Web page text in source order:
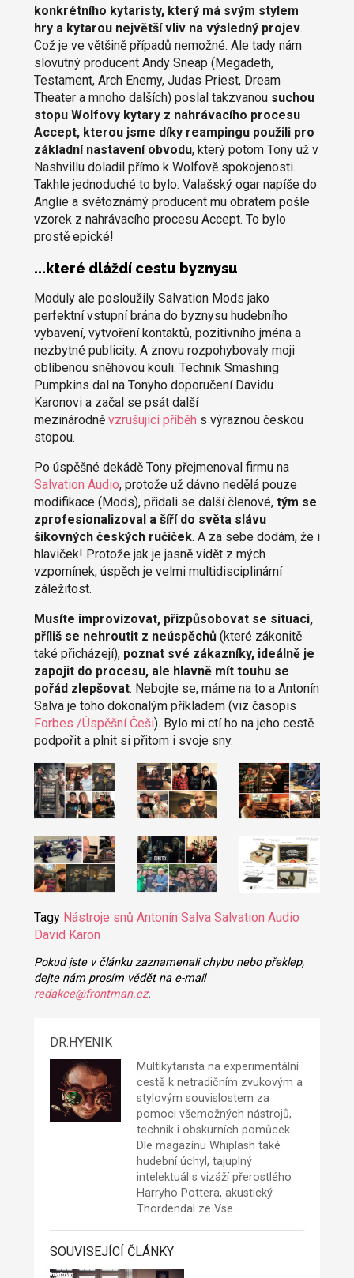
konkrétního kytaristy, který má svým stylem
hry a kytarou největší vliv na výsledný projev.
Což je ve většině případů nemožné. Ale tady nám
slovutný producent Andy Sneap (Megadeth,
Testament, Arch Enemy, Judas Priest, Dream
Theater a mnoho dalších) poslal takzvanou suchou
stopu Wolfovy kytary z nahrávacího procesu
Accept, kterou jsme díky reampingu použili pro
základní nastavení obvodu, který potom Tony už v
Nashvillu doladil přímo k Wolfově spokojenosti.
Takhle jednoduché to bylo. Valašský ogar napíše do
Anglie a světoznámý producent mu obratem pošle
vzorek z nahrávacího procesu Accept. To bylo
prostě epické!
...které dláždí cestu byznysu
Moduly ale posloužily Salvation Mods jako
perfektní vstupní brána do byznysu hudebního
vybavení, vytvoření kontaktů, pozitivního jména a
nezbytné publicity. A znovu rozpohybovaly moji
oblíbenou sněhovou kouli. Technik Smashing
Pumpkins dal na Tonyho doporučení Davidu
Karonovi a začal se psát další
mezinárodně vzrušující příběh s výraznou českou
stopou.
Po úspěšné dekádě Tony přejmenoval firmu na
Salvation Audio, protože už dávno nedělá pouze
modifikace (Mods), přidali se další členové, tým se
zprofesionalizoval a šíří do světa slávu
šikovných českých ručiček. A za sebe dodám, že i
hlaviček! Protože jak je jasně vidět z mých
vzpomínek, úspěch je velmi multidisciplinární
záležitost.
Musíte improvizovat, přizpůsobovat se situaci,
příliš se nehroutit z neúspěchů (které zákonitě
také přicházejí),poznat své zákazníky, ideálně je
zapojit do procesu, ale hlavně mít touhu se
pořád zlepšovat. Nebojte se, máme na to a Antonín
Salva je toho dokonalým příkladem (viz časopis
Forbes /Úspěšní Češi). Bylo mi ctí ho na jeho cestě
podpořit a plnit si přitom i svoje sny.
Tagy Nástroje snů Antonín Salva Salvation Audio
David Karon
Pokud jste v článku zaznamenali chybu nebo překlep,
dejte nám prosím vědět na e-mail
redakce@frontman.cz.
DR.HYENIK
Multikytarista na experimentální
cestě k netradičním zvukovým a
stylovým souvislostem za
pomoci všemožných nástrojů,
technik i obskurních pomůcek...
Dle magazínu Whiplash také
hudební úchyl, tajuplný
intelektuál s vizáží přerostlého
Harryho Pottera, akustický
Thordendal ze Vse…
SOUVISEJÍCÍ ČLÁNKY